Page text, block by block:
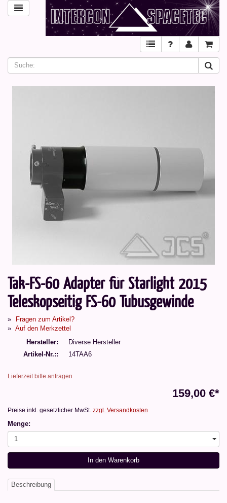
Tak-FS-60 Adapter für Starlight 2015
Teleskopseitig FS-60 Tubusgewinde
Fragen zum Artikel?
Auf den Merkzettel
Hersteller
Diverse Hersteller
Artikel-Nr.:
14TAA6
Lieferzeit bitte anfragen
159,00 €*
Preise inkl. gesetzlicher MwSt. zzgl. Versandkosten
Menge:
1
In den Warenkorb
Beschreibung